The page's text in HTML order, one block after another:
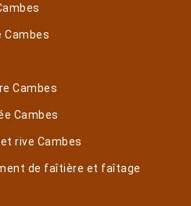
Cambes
Cambes
Cambes
rive Cambes
de faîtière et faîtage